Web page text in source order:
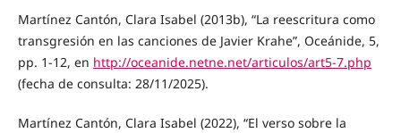
Martínez Cantón, Clara Isabel (2013b), “La reescritura como
transgresión en las canciones de Javier Krahe”, Oceánide, 5,
pp. 1-12, en http://oceanide.netne.net/articulos/art5-7.php
(fecha de consulta: 28/11/2025).
Martínez Cantón, Clara Isabel (2022), “El verso sobre la